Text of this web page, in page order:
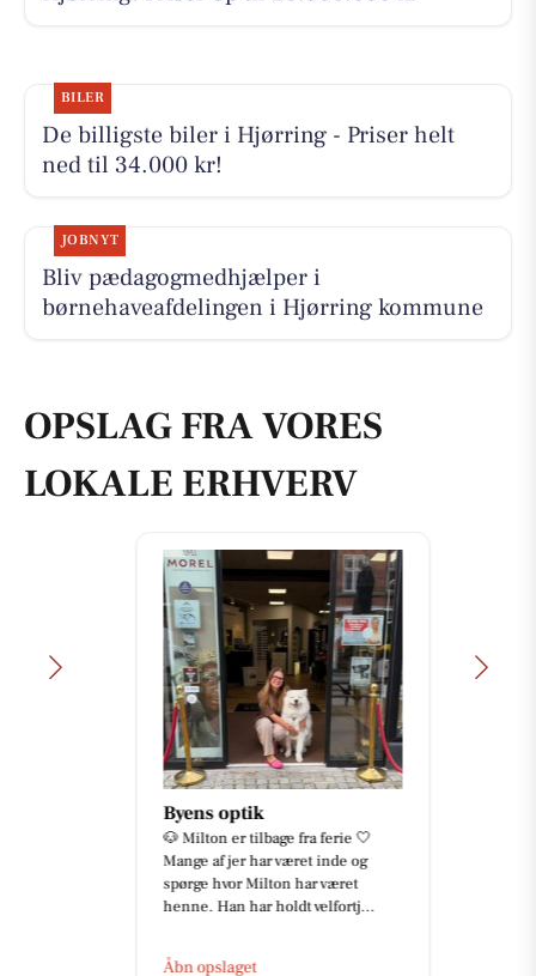
BILER
De billigste biler i Hjørring - Priser helt
ned til 34.000 kr!
JOBNYT
Bliv pædagogmedhjælper i
børnehaveafdelingen i Hjørring kommune
OPSLAG FRA VORES
LOKALE ERHVERV
Byens optik
🐶 Milton er tilbage fra ferie 🤍
Mange af jer har været inde og
spørge hvor Milton har været
henne. Han har holdt velfortj...
Åbn opslaget